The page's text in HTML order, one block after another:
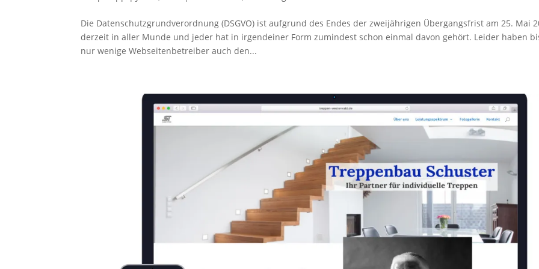
Die Datenschutzgrundverordnung (DSGVO) ist aufgrund des Endes der zweijährigen Übergangsfrist am 25. Mai
derzeit in aller Munde und jeder hat in irgendeiner Form zumindest schon einmal davon gehört. Leider haben
nur wenige Webseitenbetreiber auch den...